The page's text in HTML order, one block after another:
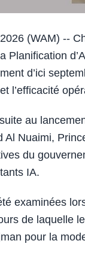
(WAM) --
Planification
d’ici
l’efficacité
au
Nuaimi,
du
IA.
examinées
de laquelle
pour la